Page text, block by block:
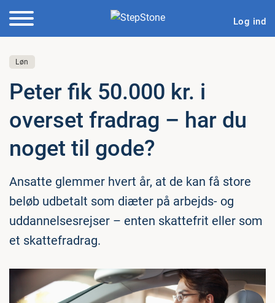
Log ind
Løn
Peter fik 50.000 kr. i
overset fradrag – har du
noget til gode?
Ansatte glemmer hvert år, at de kan få store
beløb udbetalt som diæter på arbejds- og
uddannelsesrejser – enten skattefrit eller som
et skattefradrag.